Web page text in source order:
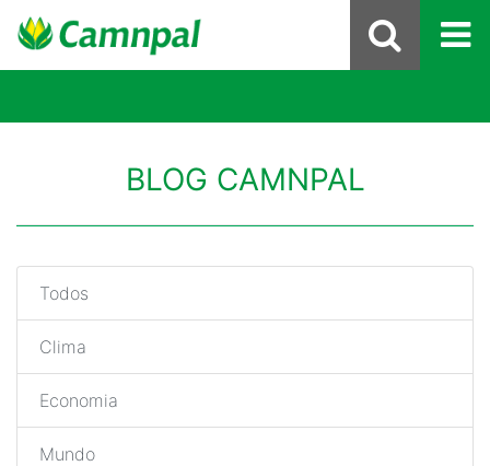
BLOG CAMNPAL
Todos
Clima
Economia
Mundo